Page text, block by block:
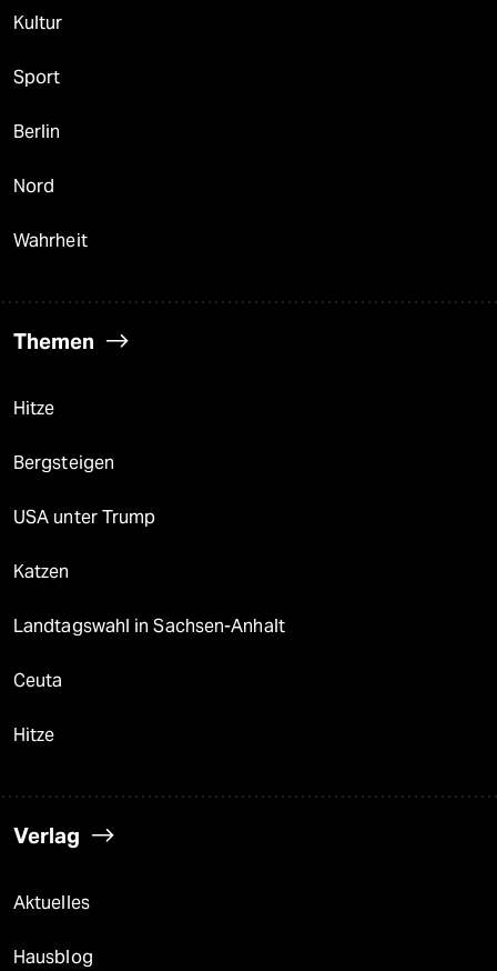
Kultur
Sport
Berlin
Nord
Wahrheit
Themen
Hitze
Bergsteigen
USA unter Trump
Katzen
Landtagswahl in Sachsen-Anhalt
Ceuta
Hitze
Verlag
Aktuelles
Hausblog